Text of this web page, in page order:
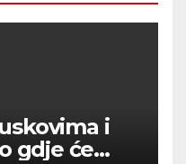
i
gdje će